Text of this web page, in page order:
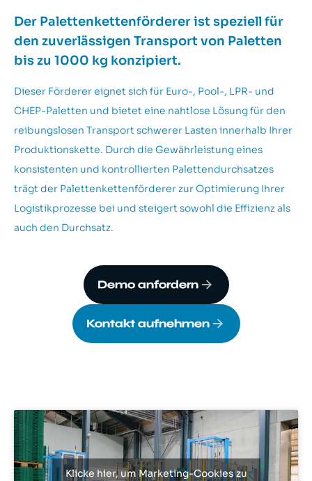
Der Palettenkettenförderer ist speziell für
den zuverlässigen Transport von Paletten
bis zu 1000 kg konzipiert.
Dieser Förderer eignet sich für Euro-, Pool-, LPR- und
CHEP-Paletten und bietet eine nahtlose Lösung für den
reibungslosen Transport schwerer Lasten innerhalb Ihrer
Produktionskette. Durch die Gewährleistung eines
konsistenten und kontrollierten Palettendurchsatzes
trägt der Palettenkettenförderer zur Optimierung Ihrer
Logistikprozesse bei und steigert sowohl die Effizienz als
auch den Durchsatz.
Demo anfordern
Kontakt aufnehmen
Klicke hier, um Marketing-Cookies zu